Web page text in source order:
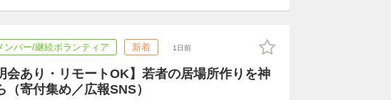
ンバー/継続ボランティア 新着 1日前
会あり・リモートOK】若者の居場所作りを神
（寄付集め／広報SNS）